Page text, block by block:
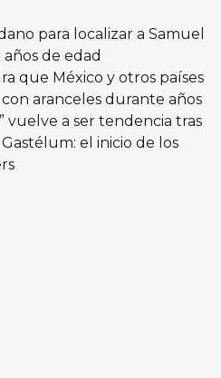
para localizar a Samuel
de edad
que México y otros países
aranceles durante años
vuelve a ser tendencia tras
el inicio de los